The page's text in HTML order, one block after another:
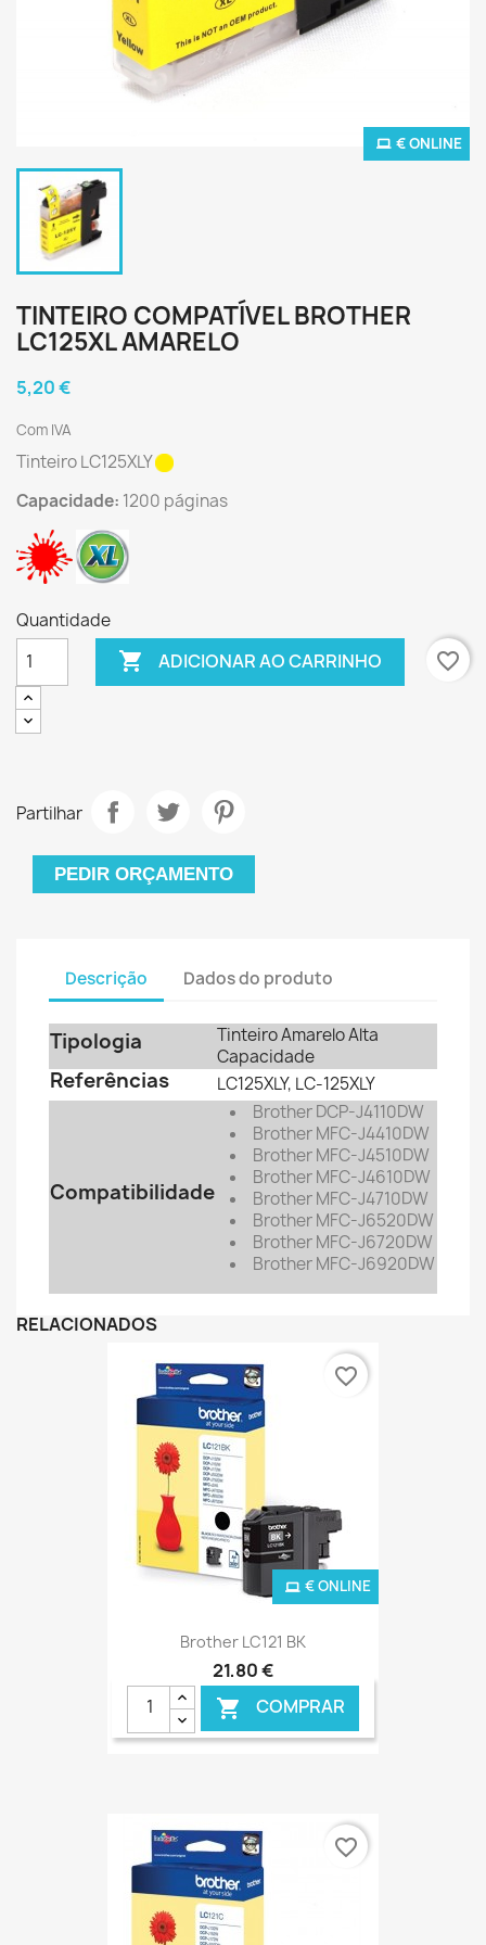
€ ONLINE
TINTEIRO COMPATÍVEL BROTHER
LC125XL AMARELO
5,20 €
Com IVA
Tinteiro LC125XLY
Capacidade: 1200 páginas
Quantidade
 ADICIONAR AO CARRINHO favorite_border
Partilhar
PEDIR ORÇAMENTO
Descrição Dados do produto
Tipologia
Tinteiro Amarelo Alta
Capacidade
Referências LC125XLY, LC-125XLY
Compatibilidade
Brother DCP-J4110DW
Brother MFC-J4410DW
Brother MFC-J4510DW
Brother MFC-J4610DW
Brother MFC-J4710DW
Brother MFC-J6520DW
Brother MFC-J6720DW
Brother MFC-J6920DW
RELACIONADOS
Brother LC121 BK
21,80 €
 COMPRAR
€ ONLINE
favorite_border
favorite_border